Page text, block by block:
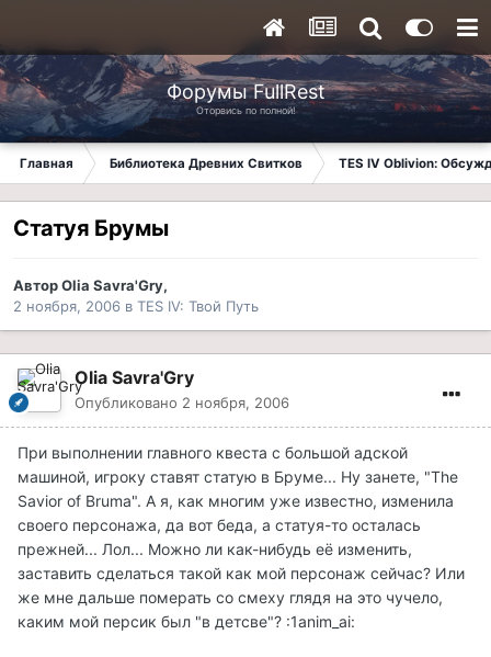
Форумы FullRest
Оторвись по полной!
Главная Библиотека Древних Свитков TES IV Oblivion:
Статуя Брумы
АвторOlia Savra'Gry,
2 ноября, 2006 в TES IV: Твой Путь
Olia Savra'Gry
Опубликовано 2 ноября, 2006
При выполнении главного квеста с большой адской
машиной, игроку ставят статую в Бруме... Ну занете, "The
Savior of Bruma". А я, как многим уже известно, изменила
своего персонажа, да вот беда, а статуя-то осталась
прежней... Лол... Можно ли как-нибудь её изменить,
заставить сделаться такой как мой персонаж сейчас? Или
же мне дальше померать со смеху глядя на это чучело,
каким мой персик был "в детсве"? :1anim_ai: